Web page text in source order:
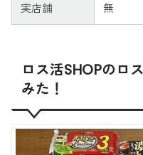
実店舗 無
ロス活SHOPのロ
みた！